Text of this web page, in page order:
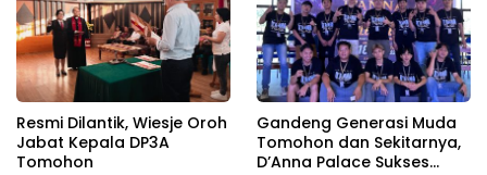
Resmi Dilantik, Wiesje Oroh
Jabat Kepala DP3A
Tomohon
Gandeng Generasi Muda
Tomohon dan Sekitarnya,
D’Anna Palace Sukses